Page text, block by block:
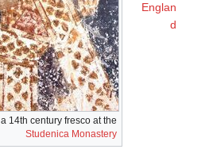
a 14th century fresco at the
Studenica Monastery
Englan
d